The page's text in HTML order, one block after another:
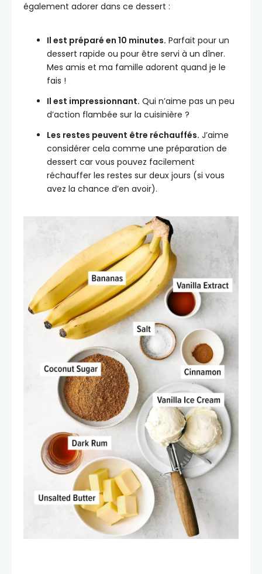
également adorer dans ce dessert :
Il est préparé en 10 minutes. Parfait pour un
dessert rapide ou pour être servi à un dîner.
Mes amis et ma famille adorent quand je le
fais !
Il est impressionnant. Qui n’aime pas un peu
d’action flambée sur la cuisinière ?
Les restes peuvent être réchauffés. J’aime
considérer cela comme une préparation de
dessert car vous pouvez facilement
réchauffer les restes sur deux jours (si vous
avez la chance d’en avoir).